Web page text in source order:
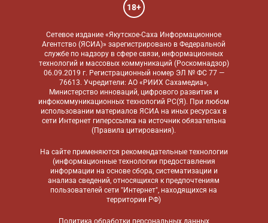
18+
Сетевое издание «Якутское-Саха Информационное
Агентство (ЯСИА)» зарегистрировано в Федеральной
службе по надзору в сфере связи, информационных
технологий и массовых коммуникаций (Роскомнадзор)
06.09.2019 г. Регистрационный номер ЭЛ № ФС 77 —
76613. Учредители: АО «РИИХ Сахамедиа»,
Министерство инноваций, цифрового развития и
инфокоммуникационных технологий РС(Я). При любом
использовании материалов ЯСИА на иных ресурсах в
сети Интернет гиперссылка на источник обязательна
(Правила цитирования).
На сайте применяются рекомендательные технологии
(информационные технологии предоставления
информации на основе сбора, систематизации и
анализа сведений, относящихся к предпочтениям
пользователей сети "Интернет", находящихся на
территории РФ)
Политика обработки персональных данных